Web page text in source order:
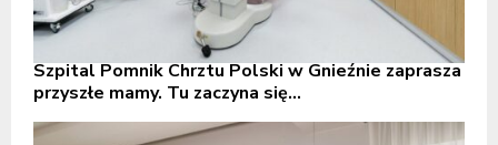
Szpital Pomnik Chrztu Polski w Gnieźnie zaprasza
przyszłe mamy. Tu zaczyna się...